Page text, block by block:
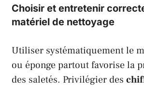
Choisir et entretenir
matériel de nettoyage
Utiliser systématiquement le
ou éponge partout favorise la
des saletés. Privilégier des